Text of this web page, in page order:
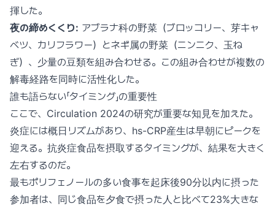
揮した。
夜の締めくくり: アブラナ科の野菜（ブロッコリー、芽キャ
ベツ、カリフラワー）とネギ属の野菜（ニンニク、玉ね
ぎ）、少量の豆類を組み合わせる。この組み合わせが複数の
解毒経路を同時に活性化した。
誰も語らない「タイミング」の重要性
ここで、Circulation 2024の研究が重要な知見を加えた。
炎症には概日リズムがあり、hs-CRP産生は早朝にピークを
迎える。抗炎症食品を摂取するタイミングが、結果を大きく
左右するのだ。
最もポリフェノールの多い食事を起床後90分以内に摂った
参加者は、同じ食品を夕食で摂った人と比べて23%大きな